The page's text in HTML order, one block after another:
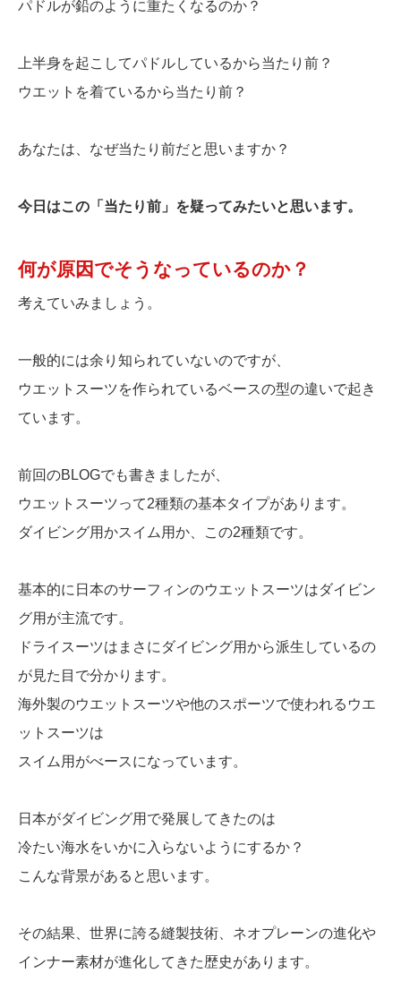
パドルが鉛のように重たくなるのか？
上半身を起こしてパドルしているから当たり前？
ウエットを着ているから当たり前？
あなたは、なぜ当たり前だと思いますか？
今日はこの「当たり前」を疑ってみたいと思います。
何が原因でそうなっているのか？
考えていみましょう。
一般的には余り知られていないのですが、
ウエットスーツを作られているベースの型の違いで起き
ています。
前回のBLOGでも書きましたが、
ウエットスーツって2種類の基本タイプがあります。
ダイビング用かスイム用か、この2種類です。
基本的に日本のサーフィンのウエットスーツはダイビン
グ用が主流です。
ドライスーツはまさにダイビング用から派生しているの
が見た目で分かります。
海外製のウエットスーツや他のスポーツで使われるウエ
ットスーツは
スイム用がべースになっています。
日本がダイビング用で発展してきたのは
冷たい海水をいかに入らないようにするか？
こんな背景があると思います。
その結果、世界に誇る縫製技術、ネオプレーンの進化や
インナー素材が進化してきた歴史があります。